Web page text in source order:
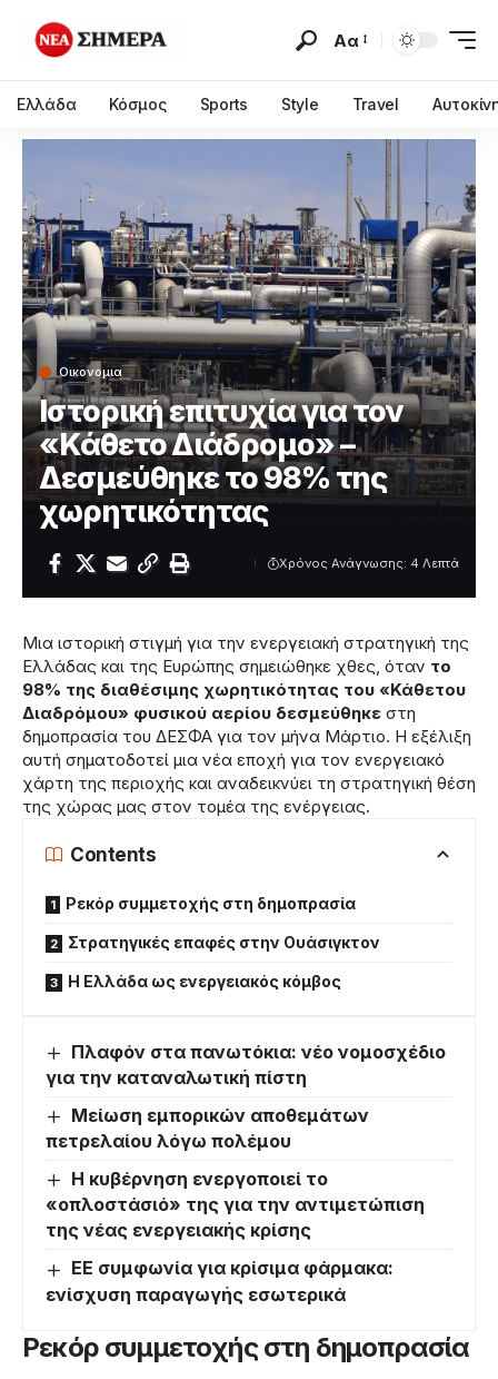
Αα
Ελλάδα Κόσμος Sports Style Travel
Οικονομια
Ιστορική επιτυχία για τον
«Κάθετο Διάδρομο» –
Δεσμεύθηκε το 98% της
χωρητικότητας
Χρόνος Ανάγνωσης: 4 Λεπτά
Μια ιστορική στιγμή για την ενεργειακή στρατηγική της
Ελλάδας και της Ευρώπης σημειώθηκε χθες, όταν το
98% της διαθέσιμης χωρητικότητας του «Κάθετου
Διαδρόμου» φυσικού αερίου δεσμεύθηκε στη
δημοπρασία του ΔΕΣΦΑ για τον μήνα Μάρτιο. Η εξέλιξη
αυτή σηματοδοτεί μια νέα εποχή για τον ενεργειακό
χάρτη της περιοχής και αναδεικνύει τη στρατηγική θέση
της χώρας μας στον τομέα της ενέργειας.
Contents
Ρεκόρ συμμετοχής στη δημοπρασία
Στρατηγικές επαφές στην Ουάσιγκτον
Η Ελλάδα ως ενεργειακός κόμβος
Πλαφόν στα πανωτόκια: νέο νομοσχέδιο
για την καταναλωτική πίστη
Μείωση εμπορικών αποθεμάτων
πετρελαίου λόγω πολέμου
Η κυβέρνηση ενεργοποιεί το
«οπλοστάσιό» της για την αντιμετώπιση
της νέας ενεργειακής κρίσης
ΕΕ συμφωνία για κρίσιμα φάρμακα:
ενίσχυση παραγωγής εσωτερικά
Ρεκόρ συμμετοχής στη δημοπρασία